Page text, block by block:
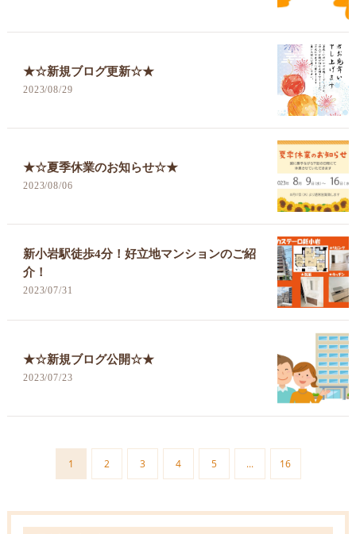
★☆新規ブログ更新☆★
2023/08/29
★☆夏季休業のお知らせ☆★
2023/08/06
新小岩駅徒歩4分！好立地マンションのご紹
介！
2023/07/31
★☆新規ブログ公開☆★
2023/07/23
1 2 3 4 5 ... 16